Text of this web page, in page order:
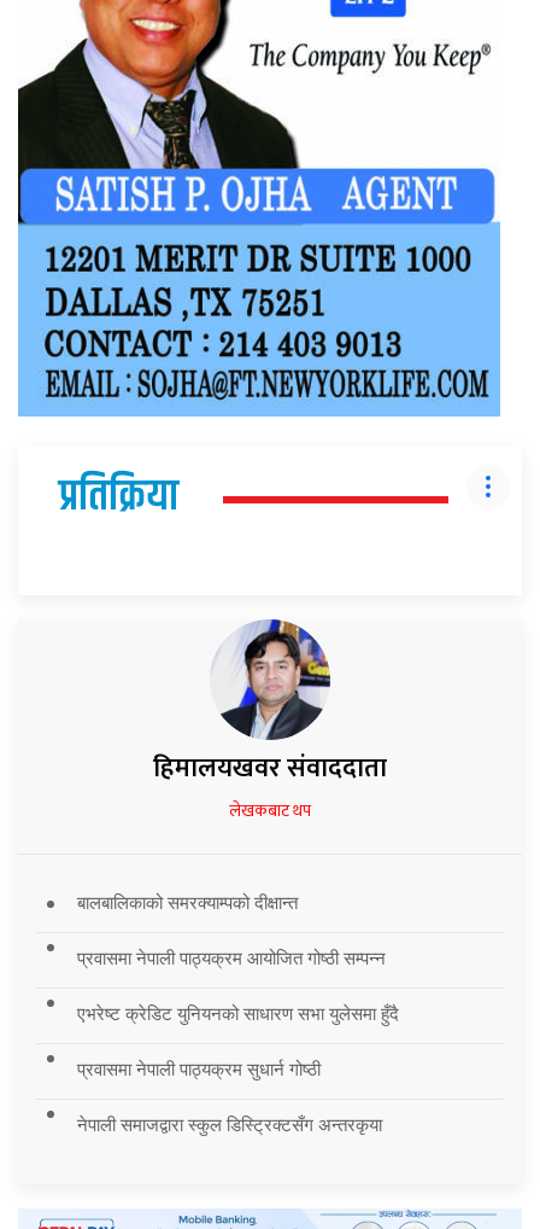
प्रतिक्रिया
हिमालयखवर संवाददाता
लेखकबाट थप
बालबालिकाको समरक्याम्पको दीक्षान्त
प्रवासमा नेपाली पाठ्यक्रम आयोजित गोष्ठी सम्पन्न
एभरेष्ट क्रेडिट युनियनको साधारण सभा युलेसमा हुँदै
प्रवासमा नेपाली पाठ्यक्रम सुधार्न गोष्ठी
नेपाली समाजद्वारा स्कुल डिस्ट्रिक्टसँग अन्तरकृया